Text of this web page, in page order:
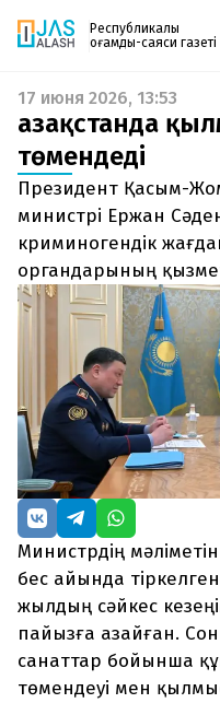
Республикалық
қоғамдық-саяси газеті
Жаңалықтар
Спорт
Live
Руханият
Аймақ
Архив
Заң және тәртіп
Редакциямен байланыс
+7 708 604 51 06
Жарнама бөлімі
+7 701 220 64 52
Газетке жазылу
PDF форматтағы
поштаңызға алып
шыққан сәтте сізге
енгізіңіз, біз қалғанын
17 июня 2026, 13:53
Қазақстанда
төмендеді
Президент Қасым-
министрі Ержан
криминогендік
органдарының
Министрдің
бес айында
жылдың сәйкес
пайызға азайған.
санаттар бойынша
төмендеуі мен